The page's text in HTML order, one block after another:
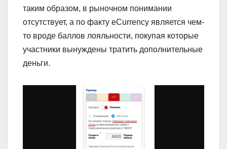
таким образом, в рыночном понимании
отсутствует, а по факту eCurrency является чем-
то вроде баллов лояльности, покупая которые
участники вынуждены тратить дополнительные
деньги.